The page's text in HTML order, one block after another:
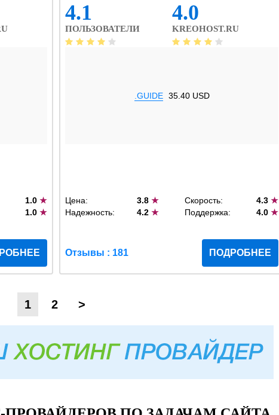
1.0 ★
1.0 ★
4.1
ПОЛЬЗОВАТЕЛИ
4.0
KREOHOST.RU
.GUIDE 35.40 USD
Цена: 3.8★ Скорость: 4.3 ★
Надежность:
4.2★ Поддержка: 4.0 ★
Отзывы : 181 ПОДРОБНЕЕ
1 2 >